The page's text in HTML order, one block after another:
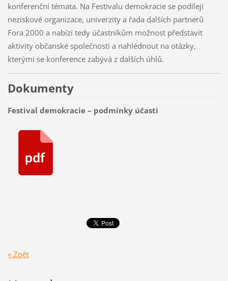
konferenční témata. Na Festivalu demokracie se podílejí
neziskové organizace, univerzity a řada dalších partnerů
Fora 2000 a nabízí tedy účastníkům možnost představit
aktivity občanské společnosti a nahlédnout na otázky,
kterými se konference zabývá z dalších úhlů.
Dokumenty
Festival demokracie – podmínky účasti
« Zpět